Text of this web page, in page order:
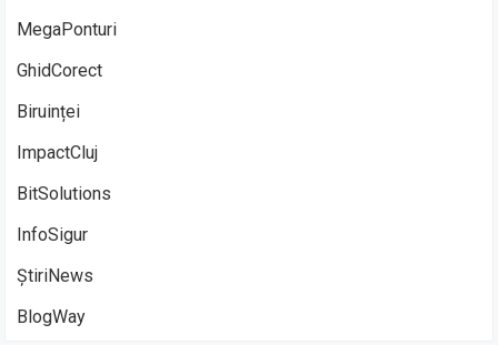
MegaPonturi
GhidCorect
Biruinței
ImpactCluj
BitSolutions
InfoSigur
ȘtiriNews
BlogWay